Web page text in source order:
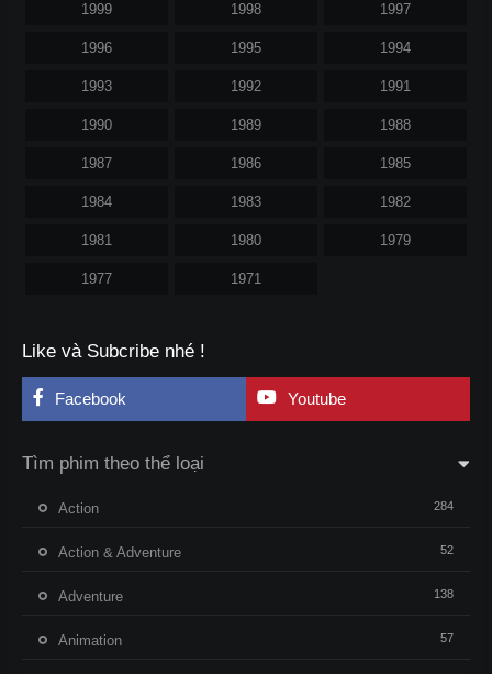
1999 1998 1997
1996 1995 1994
1993 1992 1991
1990 1989 1988
1987 1986 1985
1984 1983 1982
1981 1980 1979
1977 1971
Like và Subcribe nhé !
Facebook Youtube
Tìm phim theo thể loại
Action 284
Action & Adventure 52
Adventure 138
Animation 57